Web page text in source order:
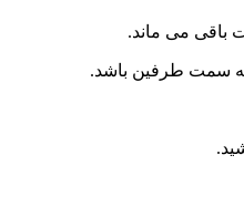
باقی می ماند.
سمت طرفین باشد.